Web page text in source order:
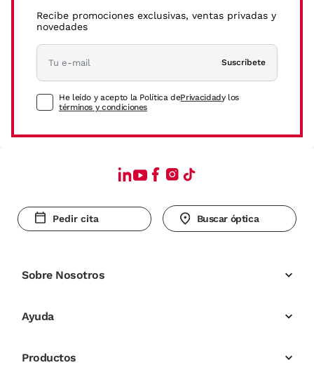
Recibe promociones exclusivas, ventas privadas y
novedades
Suscríbete
He leído y acepto la Política dePrivacidady los
términos y condiciones
Pedir cita Buscar óptica
Sobre Nosotros
Ayuda
Productos